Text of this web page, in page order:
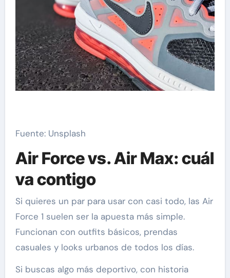
Fuente: Unsplash
Air Force vs. Air Max: cuál
va contigo
Si quieres un par para usar con casi todo, las Air
Force 1 suelen ser la apuesta más simple.
Funcionan con outfits básicos, prendas
casuales y looks urbanos de todos los días.
Si buscas algo más deportivo, con historia